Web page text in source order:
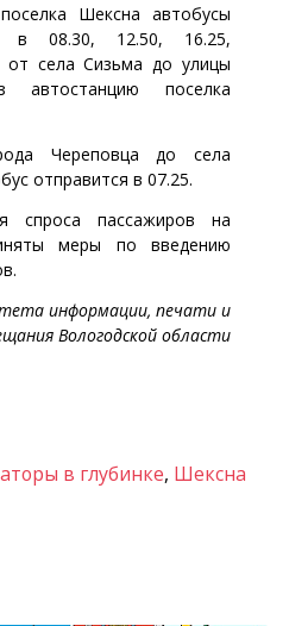
Шексна автобусы
в 08.30, 12.50, 16.25,
от села Сизьма до улицы
автостанцию поселка
Череповца до села
отправится в 07.25.
спроса пассажиров на
меры по введению
информации, печати и
Вологодской области
в глубинке, Шексна